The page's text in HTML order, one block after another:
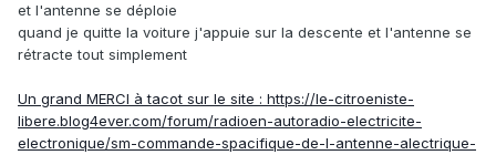
et l'antenne se déploie
quand je quitte la voiture j'appuie sur la descente et l'antenne se
rétracte tout simplement
Un grand MERCI à tacot sur le site : https://le-citroeniste-
libere.blog4ever.com/forum/radioen-autoradio-electricite-
electronique/sm-commande-spacifique-de-l-antenne-alectrique-